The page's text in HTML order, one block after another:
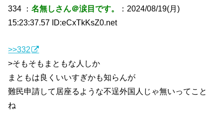
334 ：名無しさん＠涙目です。
：2024/08/19(月)
15:23:37.57 ID:eCxTkKsZ0.net
>>332
>そもそもまともな人しか
まともは良くいいすぎかも知らんが
難民申請して居座るような不逞外国人じゃ無いってこと
ね